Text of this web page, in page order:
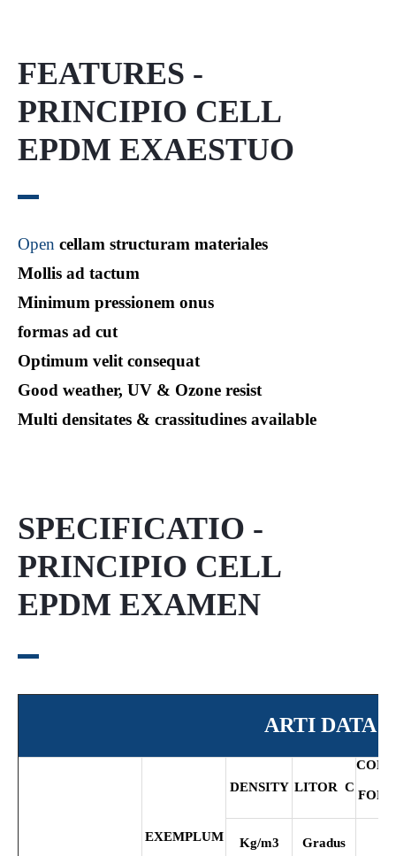
FEATURES -
PRINCIPIO CELL
EPDM EXAESTUO
Open cellam structuram materiales
Mollis ad tactum
Minimum pressionem onus
formas ad cut
Optimum velit consequat
Good weather, UV & Ozone resist
Multi densitates & crassitudines available
SPECIFICATIO -
PRINCIPIO CELL
EPDM EXAMEN
ARTI DATA
EXEMPLUM
DENSITY LITOR C
Kg/m3 Gradus